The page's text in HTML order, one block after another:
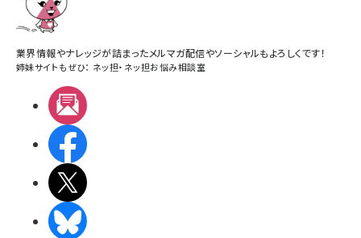
業界情報やナレッジが詰まったメルマガ配信やソーシャルもよろしくです！
姉妹サイトもぜひ： ネッ担・ ネッ担お悩み相談室